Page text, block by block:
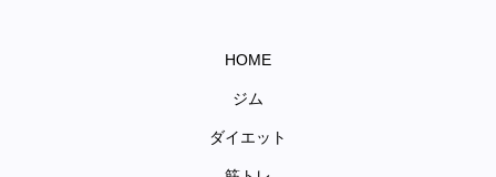
HOME
ジム
ダイエット